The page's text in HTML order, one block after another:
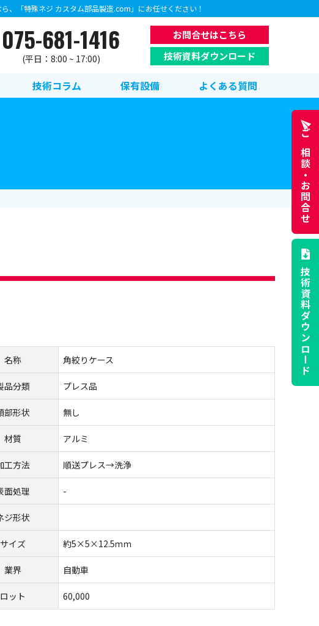
、「特殊ネジ カスタム部品製造.com」にお任せください！
075-681-1416
(平日：8:00 ~ 17:00)
お問合せはこちら
技術資料ダウンロード
技術コラム 保有設備 よくある質問
名称 角絞りケース
品分類 プレス品
部形状 無し
材質 アルミ
工方法 順送プレス→洗浄
面処理 -
ジ形状
サイズ 約5×5×12.5ｍｍ
業界 自動車
ロット 60,000
ご相談・
お問合せ
技術資料
ダウンロード